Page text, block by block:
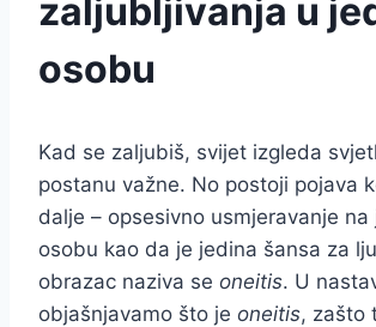
zaljubljivanja u
osobu
Kad se zaljubiš, svijet izgleda
postanu važne. No postoji pojava
dalje – opsesivno usmjeravanje
osobu kao da je jedina šansa za
obrazac naziva se oneitis. U
objašnjavamo što je oneitis, zašto